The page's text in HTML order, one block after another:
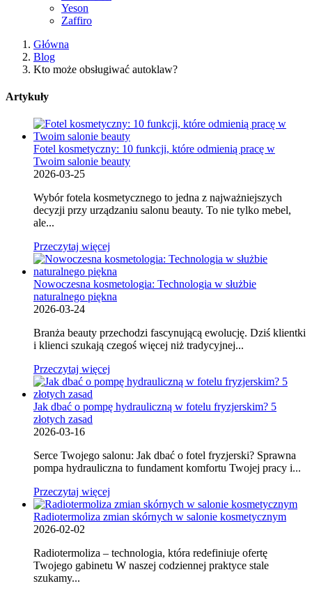
Yeson
Zaffiro
Główna
Blog
Kto może obsługiwać autoklaw?
Artykuły
Fotel kosmetyczny: 10 funkcji, które odmienią pracę w
Twoim salonie beauty
2026-03-25
Wybór fotela kosmetycznego to jedna z najważniejszych
decyzji przy urządzaniu salonu beauty. To nie tylko mebel,
ale...
Przeczytaj więcej
Nowoczesna kosmetologia: Technologia w służbie
naturalnego piękna
2026-03-24
Branża beauty przechodzi fascynującą ewolucję. Dziś klientki
i klienci szukają czegoś więcej niż tradycyjnej...
Przeczytaj więcej
Jak dbać o pompę hydrauliczną w fotelu fryzjerskim? 5
złotych zasad
2026-03-16
Serce Twojego salonu: Jak dbać o fotel fryzjerski? Sprawna
pompa hydrauliczna to fundament komfortu Twojej pracy i...
Przeczytaj więcej
Radiotermoliza zmian skórnych w salonie kosmetycznym
2026-02-02
Radiotermoliza – technologia, która redefiniuje ofertę
Twojego gabinetu W naszej codziennej praktyce stale
szukamy...